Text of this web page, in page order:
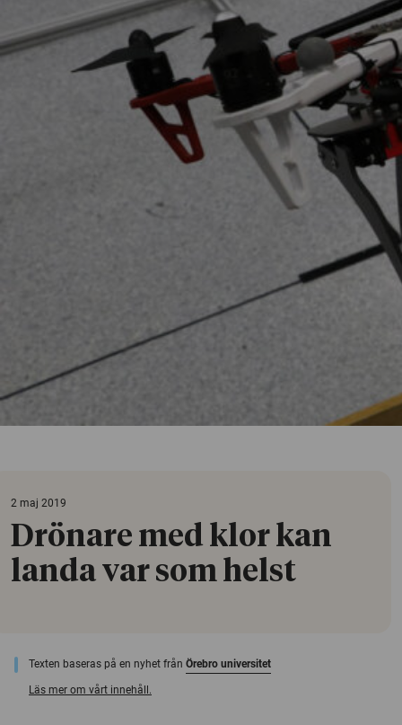
2 maj 2019
Drönare med klor kan
landa var som helst
Texten baseras på en nyhet från Örebro universitet
Läs mer om vårt innehåll.